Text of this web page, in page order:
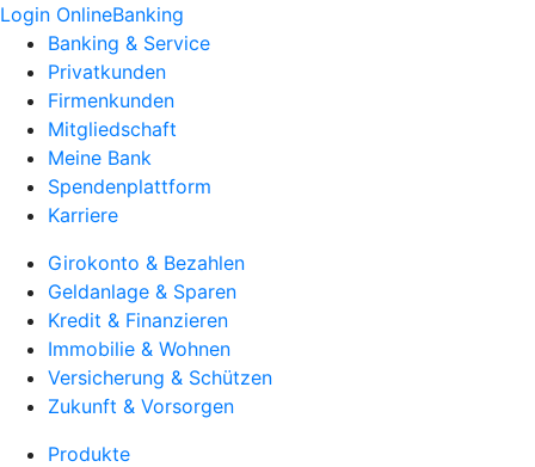
Login OnlineBanking
Banking & Service
Privatkunden
Firmenkunden
Mitgliedschaft
Meine Bank
Spendenplattform
Karriere
Girokonto & Bezahlen
Geldanlage & Sparen
Kredit & Finanzieren
Immobilie & Wohnen
Versicherung & Schützen
Zukunft & Vorsorgen
Produkte